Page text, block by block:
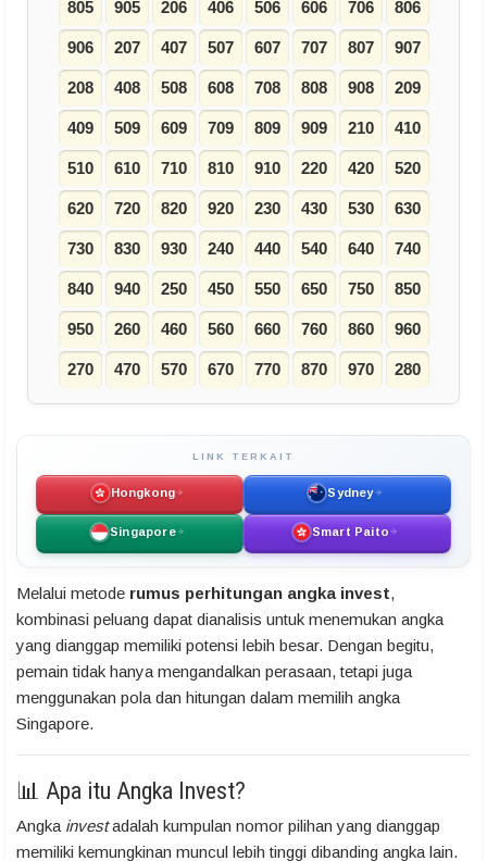
805 905 206 406 506 606 706 806
906 207 407 507 607 707 807 907
208 408 508 608 708 808 908 209
409 509 609 709 809 909 210 410
510 610 710 810 910 220 420 520
620 720 820 920 230 430 530 630
730 830 930 240 440 540 640 740
840 940 250 450 550 650 750 850
950 260 460 560 660 760 860 960
270 470 570 670 770 870 970 280
LINK TERKAIT
Hongkong Sydney
Singapore Smart Paito
Melalui metode rumus perhitungan angka invest,
kombinasi peluang dapat dianalisis untuk menemukan angka
yang dianggap memiliki potensi lebih besar. Dengan begitu,
pemain tidak hanya mengandalkan perasaan, tetapi juga
menggunakan pola dan hitungan dalam memilih angka
Singapore.
📊 Apa itu Angka Invest?
Angka investadalah kumpulan nomor pilihan yang dianggap
memiliki kemungkinan muncul lebih tinggi dibanding angka lain.